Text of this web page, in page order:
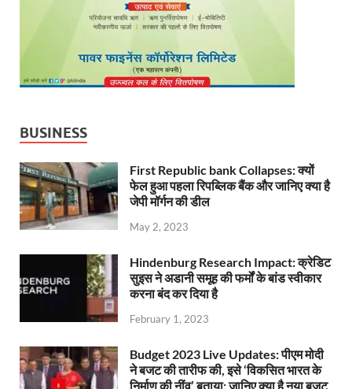
BUSINESS
First Republic bank Collapses: क्यों
फेल हुआ पहला रिपब्लिक बैंक और जानिए क्या है
जेपी मॉर्गन की डील
May 2, 2023
Hindenburg Research Impact: क्रेडिट
सुइस ने अडानी समूह की फर्मों के बांड स्वीकार
करना बंद कर दिया है
February 1, 2023
Budget 2023 Live Updates: पीएम मोदी
ने बजट की तारीफ की, इसे ‘विकसित भारत के
निर्माण की नींव’ बताया; जानिए क्या है नया बजट